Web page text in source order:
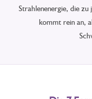
Strahlenenergie, die
kommt rein an,